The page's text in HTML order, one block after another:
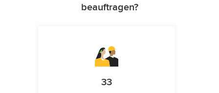
beauftragen?
33